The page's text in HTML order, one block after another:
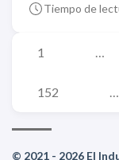
Tiempo de
1 …
152 …
© 2021 - 2026 El